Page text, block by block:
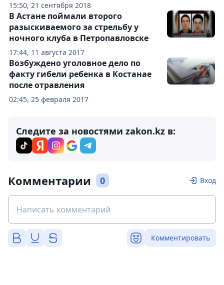
15:50, 21 сентября 2018
17:44, 11 августа 2017
В Астане поймали второго
разыскиваемого за стрельбу у
ночного клуба в Петропавловске
02:45, 25 февраля 2017
Возбуждено уголовное дело по
факту гибели ребенка в Костанае
после отравления
Следите за новостями zakon.kz в:
Комментарии 0 Вход
Комментировать